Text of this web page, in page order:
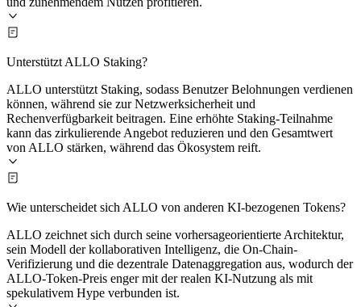
Unterstützt ALLO Staking?
ALLO unterstützt Staking, sodass Benutzer Belohnungen verdienen
können, während sie zur Netzwerksicherheit und
Rechenverfügbarkeit beitragen. Eine erhöhte Staking-Teilnahme
kann das zirkulierende Angebot reduzieren und den Gesamtwert
von ALLO stärken, während das Ökosystem reift.
Wie unterscheidet sich ALLO von anderen KI-bezogenen Tokens?
ALLO zeichnet sich durch seine vorhersageorientierte Architektur,
sein Modell der kollaborativen Intelligenz, die On-Chain-
Verifizierung und die dezentrale Datenaggregation aus, wodurch der
ALLO-Token-Preis enger mit der realen KI-Nutzung als mit
spekulativem Hype verbunden ist.